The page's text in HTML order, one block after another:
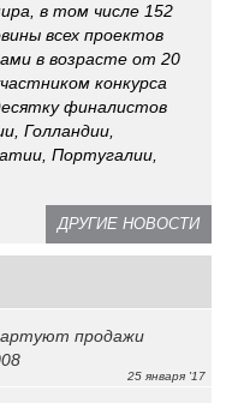
в том числе 152
всех проектов
в возрасте от 20
конкурса
финалистов
Голландии,
Португалии,
ДРУГИЕ НОВОСТИ
25 января '17
продажи